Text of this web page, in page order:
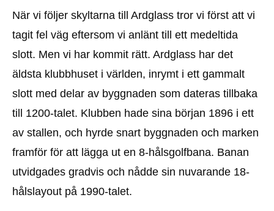
När vi följer skyltarna till Ardglass tror vi först att vi
tagit fel väg eftersom vi anlänt till ett medeltida
slott. Men vi har kommit rätt. Ardglass har det
äldsta klubbhuset i världen, inrymt i ett gammalt
slott med delar av byggnaden som dateras tillbaka
till 1200-talet. Klubben hade sina början 1896 i ett
av stallen, och hyrde snart byggnaden och marken
framför för att lägga ut en 8-hålsgolfbana. Banan
utvidgades gradvis och nådde sin nuvarande 18-
hålslayout på 1990-talet.